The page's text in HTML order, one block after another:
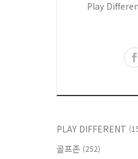
Play
PLAY DIFFERENT
골프존 (252)